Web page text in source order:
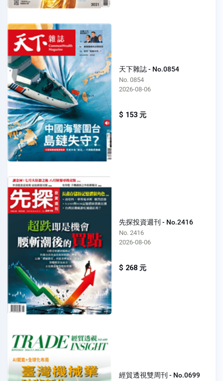
天下雜誌 - No.0854
No. 0854
2026-08-06
$ 153 元
先探投資週刊 - No.2416
No. 2416
2026-08-06
$ 268 元
經貿透視雙周刊 - No.0699